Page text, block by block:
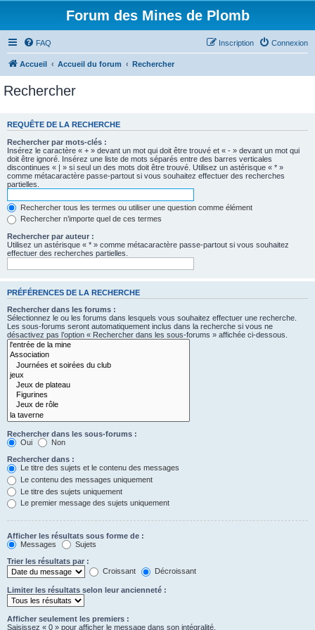
Forum des Mines de Plomb
FAQ Connexion
Inscription
Accueil Accueil du forum Rechercher
Rechercher
REQUÊTE DE LA RECHERCHE
Rechercher par mots-clés :
Insérez le caractère « + » devant un mot qui doit être trouvé et « - » devant un mot qui
doit être ignoré. Insérez une liste de mots séparés entre des barres verticales
discontinues « | » si seul un des mots doit être trouvé. Utilisez un astérisque « * »
comme métacaractère passe-partout si vous souhaitez effectuer des recherches
partielles.
Rechercher tous les termes ou utiliser une question comme élément
Rechercher n’importe quel de ces termes
Rechercher par auteur :
Utilisez un astérisque « * » comme métacaractère passe-partout si vous souhaitez
effectuer des recherches partielles.
PRÉFÉRENCES DE LA RECHERCHE
Rechercher dans les forums :
Sélectionnez le ou les forums dans lesquels vous souhaitez effectuer une recherche.
Les sous-forums seront automatiquement inclus dans la recherche si vous ne
désactivez pas l’option « Rechercher dans les sous-forums » affichée ci-dessous.
Rechercher dans les sous-forums :
Oui
Non
Rechercher dans :
Le titre des sujets et le contenu des messages
Le contenu des messages uniquement
Le titre des sujets uniquement
Le premier message des sujets uniquement
Afficher les résultats sous forme de :
Messages
Sujets
Trier les résultats par :
Croissant
Décroissant
Limiter les résultats selon leur ancienneté :
Afficher seulement les premiers :
Saisissez « 0 » pour afficher le message dans son intégralité.